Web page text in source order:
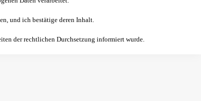
und ich bestätige deren Inhalt.
der rechtlichen Durchsetzung informiert wurde.